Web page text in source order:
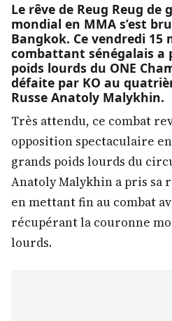
Le rêve de Reug Reug
mondial en MMA s’est
Bangkok. Ce vendredi 15
combattant sénégalais a
poids lourds du ONE
défaite par KO au
Russe Anatoly Malykhin.
Très attendu, ce combat
opposition spectaculaire
grands poids lourds du
Anatoly Malykhin a pris sa
en mettant fin au combat
récupérant la couronne
lourds.